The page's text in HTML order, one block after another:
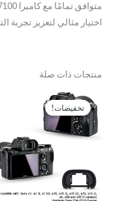
متوافق تمامًا مع كاميرا Nikon D7100
اختيار مثالي لتعزيز
منتجات ذات صلة
تخفيضات!
تخفيضات!